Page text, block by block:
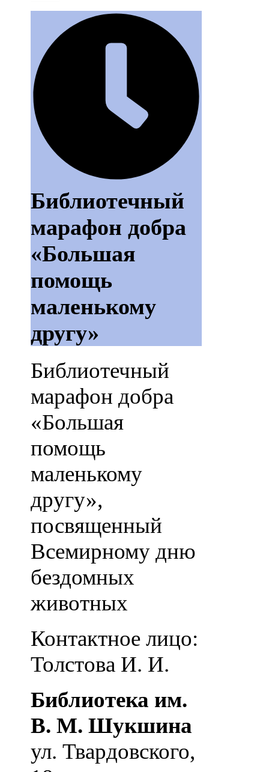
Библиотечный
марафон добра
«Большая
помощь
маленькому
другу»
Библиотечный
марафон добра
«Большая
помощь
маленькому
другу»,
посвященный
Всемирному дню
бездомных
животных
Контактное лицо:
Толстова И. И.
Библиотека им.
В. М. Шукшина
ул. Твардовского,